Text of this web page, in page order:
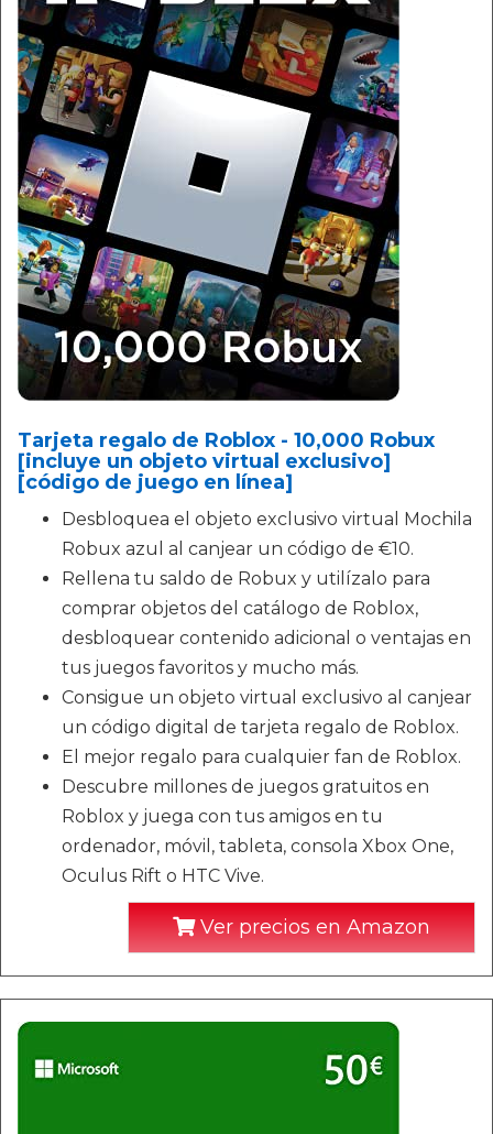
Tarjeta regalo de Roblox - 10,000 Robux
[incluye un objeto virtual exclusivo]
[código de juego en línea]
Desbloquea el objeto exclusivo virtual Mochila
Robux azul al canjear un código de €10.
Rellena tu saldo de Robux y utilízalo para
comprar objetos del catálogo de Roblox,
desbloquear contenido adicional o ventajas en
tus juegos favoritos y mucho más.
Consigue un objeto virtual exclusivo al canjear
un código digital de tarjeta regalo de Roblox.
El mejor regalo para cualquier fan de Roblox.
Descubre millones de juegos gratuitos en
Roblox y juega con tus amigos en tu
ordenador, móvil, tableta, consola Xbox One,
Oculus Rift o HTC Vive.
Ver precios en Amazon